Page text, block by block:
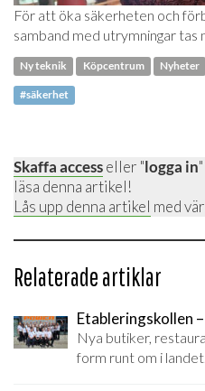
För att öka säkerheten och
samband med utrymningar
Ny teknik Köpcentrum Nyheter
#säkerhet
Skaffa accesseller "logga in
läsa denna artikel!
Lås upp denna artikel med
Relaterade artiklar
Etableringskollen
Nya butiker,
form runt om i landet.